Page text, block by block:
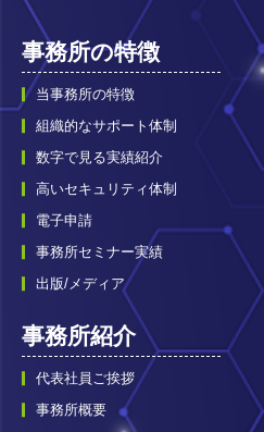
事務所の特徴
当事務所の特徴
組織的なサポート体制
数字で見る実績紹介
高いセキュリティ体制
電子申請
事務所セミナー実績
出版/メディア
事務所紹介
代表社員ご挨拶
事務所概要